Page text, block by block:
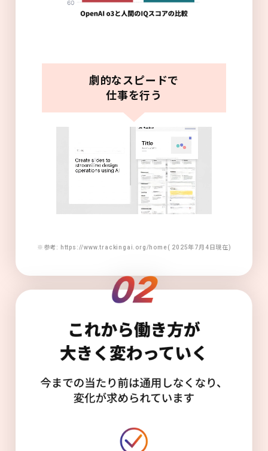
劇的なスピードで
仕事を行う
※参考: https://www.trackingai.org/home( 2025年7月4日現在)